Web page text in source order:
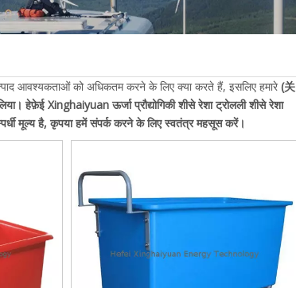
आवश्यकताओं को अधिकतम करने के लिए क्या करते हैं, इसलिए हमारे (关
हेफ़ेई Xinghaiyuan ऊर्जा प्रौद्योगिकी शीसे रेशा ट्रोलली शीसे रेशा
मूल्य है, कृपया हमें संपर्क करने के लिए स्वतंत्र महसूस करें।